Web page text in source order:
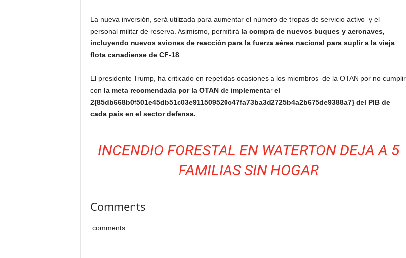
La nueva inversión, será utilizada para aumentar el número de tropas de servicio activo y el
personal militar de reserva. Asimismo, permitirá la compra de nuevos buques y aeronaves,
incluyendo nuevos aviones de reacción para la fuerza aérea nacional para suplir a la vieja
flota canadiense de CF-18.
El presidente Trump, ha criticado en repetidas ocasiones a los miembros de la OTAN por no cumplir
con la meta recomendada por la OTAN de implementar el
2{85db668b0f501e45db51c03e911509520c47fa73ba3d2725b4a2b675de9388a7} del PIB de
cada país en el sector defensa.
INCENDIO FORESTAL EN WATERTON DEJA A 5
FAMILIAS SIN HOGAR
Comments
comments